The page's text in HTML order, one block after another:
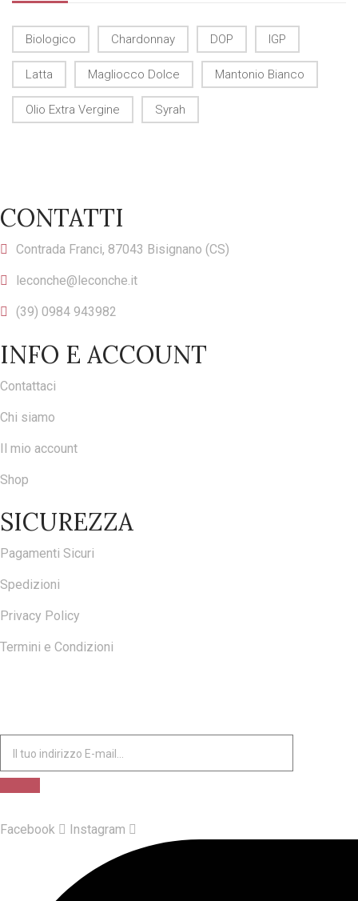
Biologico Chardonnay DOP IGP
Latta Magliocco Dolce Mantonio Bianco
Olio Extra Vergine Syrah
CONTATTI
Contrada Franci, 87043 Bisignano (CS)
leconche@leconche.it
(39) 0984 943982
INFO E ACCOUNT
Contattaci
Chi siamo
Il mio account
Shop
SICUREZZA
Pagamenti Sicuri
Spedizioni
Privacy Policy
Termini e Condizioni
Facebook Instagram